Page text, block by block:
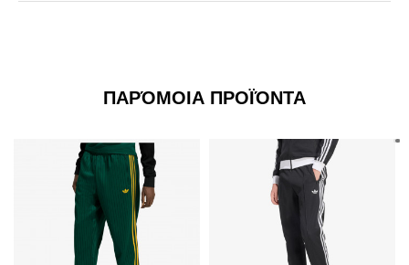
ΠΑΡΌΜΟΙΑ ΠΡΟΪΌΝΤΑ